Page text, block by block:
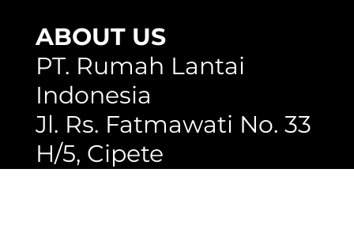
ABOUT US
PT. Rumah Lantai
Indonesia
Jl. Rs. Fatmawati No. 33